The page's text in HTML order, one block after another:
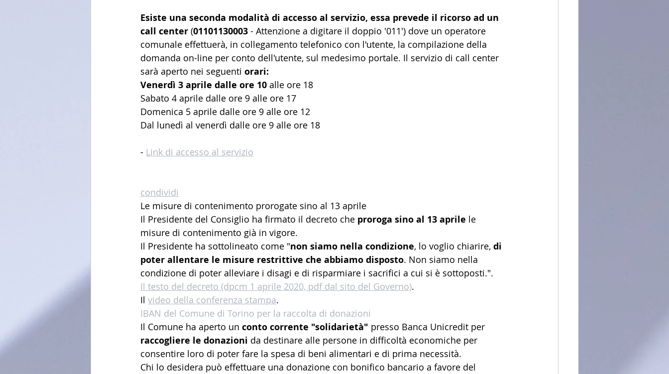
Esiste una seconda modalità di accesso al servizio, essa prevede il ricorso ad un
call center (01101130003 - Attenzione a digitare il doppio '011') dove un operatore
comunale effettuerà, in collegamento telefonico con l'utente, la compilazione della
domanda on-line per conto dell'utente, sul medesimo portale. Il servizio di call center
sarà aperto nei seguenti orari:
Venerdì 3 aprile dalle ore 10 alle ore 18
Sabato 4 aprile dalle ore 9 alle ore 17
Domenica 5 aprile dalle ore 9 alle ore 12
Dal lunedì al venerdì dalle ore 9 alle ore 18
- Link di accesso al servizio
condividi
Le misure di contenimento prorogate sino al 13 aprile
Il Presidente del Consiglio ha firmato il decreto che proroga sino al 13 aprile le
misure di contenimento già in vigore.
Il Presidente ha sottolineato come "non siamo nella condizione, lo voglio chiarire, di
poter allentare le misure restrittive che abbiamo disposto. Non siamo nella
condizione di poter alleviare i disagi e di risparmiare i sacrifici a cui si è sottoposti.".
Il testo del decreto (dpcm 1 aprile 2020, pdf dal sito del Governo).
Il video della conferenza stampa.
IBAN del Comune di Torino per la raccolta di donazioni
Il Comune ha aperto un conto corrente "solidarietà" presso Banca Unicredit per
raccogliere le donazioni da destinare alle persone in difficoltà economiche per
consentire loro di poter fare la spesa di beni alimentari e di prima necessità.
Chi lo desidera può effettuare una donazione con bonifico bancario a favore del